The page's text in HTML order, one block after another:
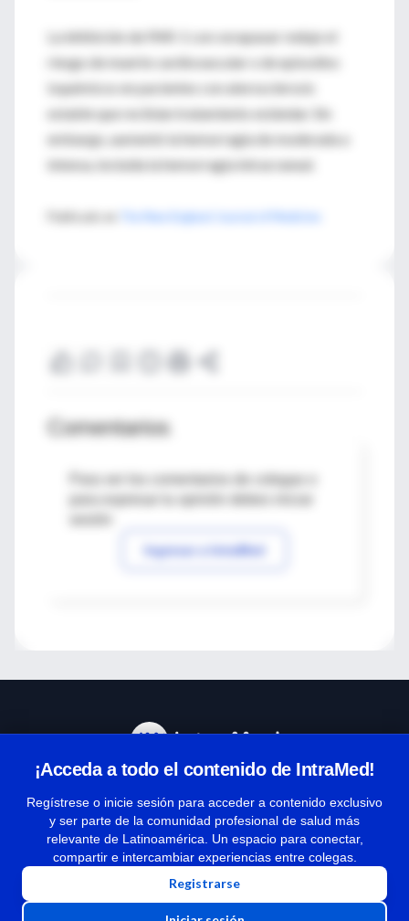
La inhibición de PAR-1 con vorapaxar redujo el
riesgo de muerte cardiovascular o de episodios
isquémicos en pacientes con aterosclerosis
estable que recibían tratamiento estándar. Sin
embargo, aumentó la hemorragia de moderada a
intensa, incluída la hemorragia intracraneal.
Comentarios
Para ver los comentarios de colegas o
Ingresar a IntraMed
¡Acceda a todo el contenido de IntraMed!
Regístrese o inicie sesión para acceder a contenido exclusivo
y ser parte de la comunidad profesional de salud más
relevante de Latinoamérica. Un espacio para conectar,
compartir e intercambiar experiencias entre colegas.
Registrarse
Términos y condiciones
| Políticas de privacidad
| Todos los derechos reservados | Copyright 1997-2026